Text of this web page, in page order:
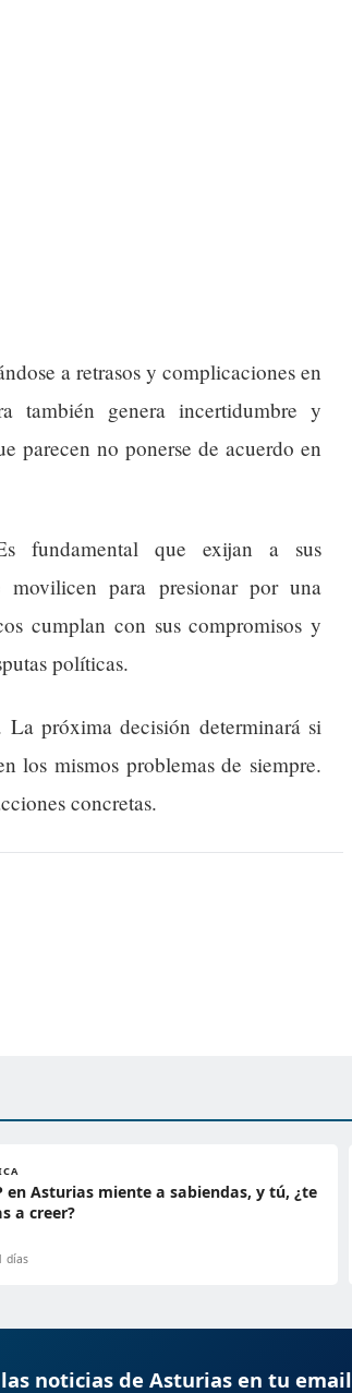
a retrasos y complicaciones en
también genera incertidumbre y
parecen no ponerse de acuerdo en
fundamental que exijan a sus
movilicen para presionar por una
cumplan con sus compromisos y
políticas.
próxima decisión determinará si
los mismos problemas de siempre.
concretas.
en Asturias miente a sabiendas, y tú, ¿te
a creer?
días
noticias de Asturias en tu email